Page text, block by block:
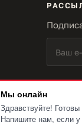
Мы онлайн
Здравствуйте!
Напишите нам, если у